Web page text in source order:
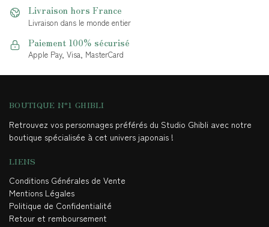
Livraison hors France
Livraison dans le monde entier
Paiement 100% sécurisé
Apple Pay, Visa, MasterCard
BOUTIQUE N°1 GHIBLI
Retrouvez vos personnages préférés du Studio Ghibli avec notre
boutique spécialisée à cet univers japonais !
LIENS
Conditions Générales de Vente
Mentions Légales
Politique de Confidentialité
Retour et remboursement